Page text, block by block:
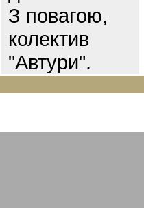
З повагою,
колектив
"Автури".